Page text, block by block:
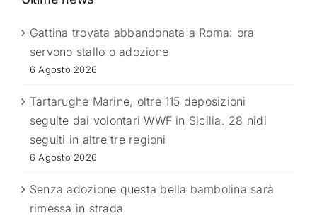
Gattina trovata abbandonata a Roma: ora
servono stallo o adozione
6 Agosto 2026
Tartarughe Marine, oltre 115 deposizioni
seguite dai volontari WWF in Sicilia. 28 nidi
seguiti in altre tre regioni
6 Agosto 2026
Senza adozione questa bella bambolina sarà
rimessa in strada